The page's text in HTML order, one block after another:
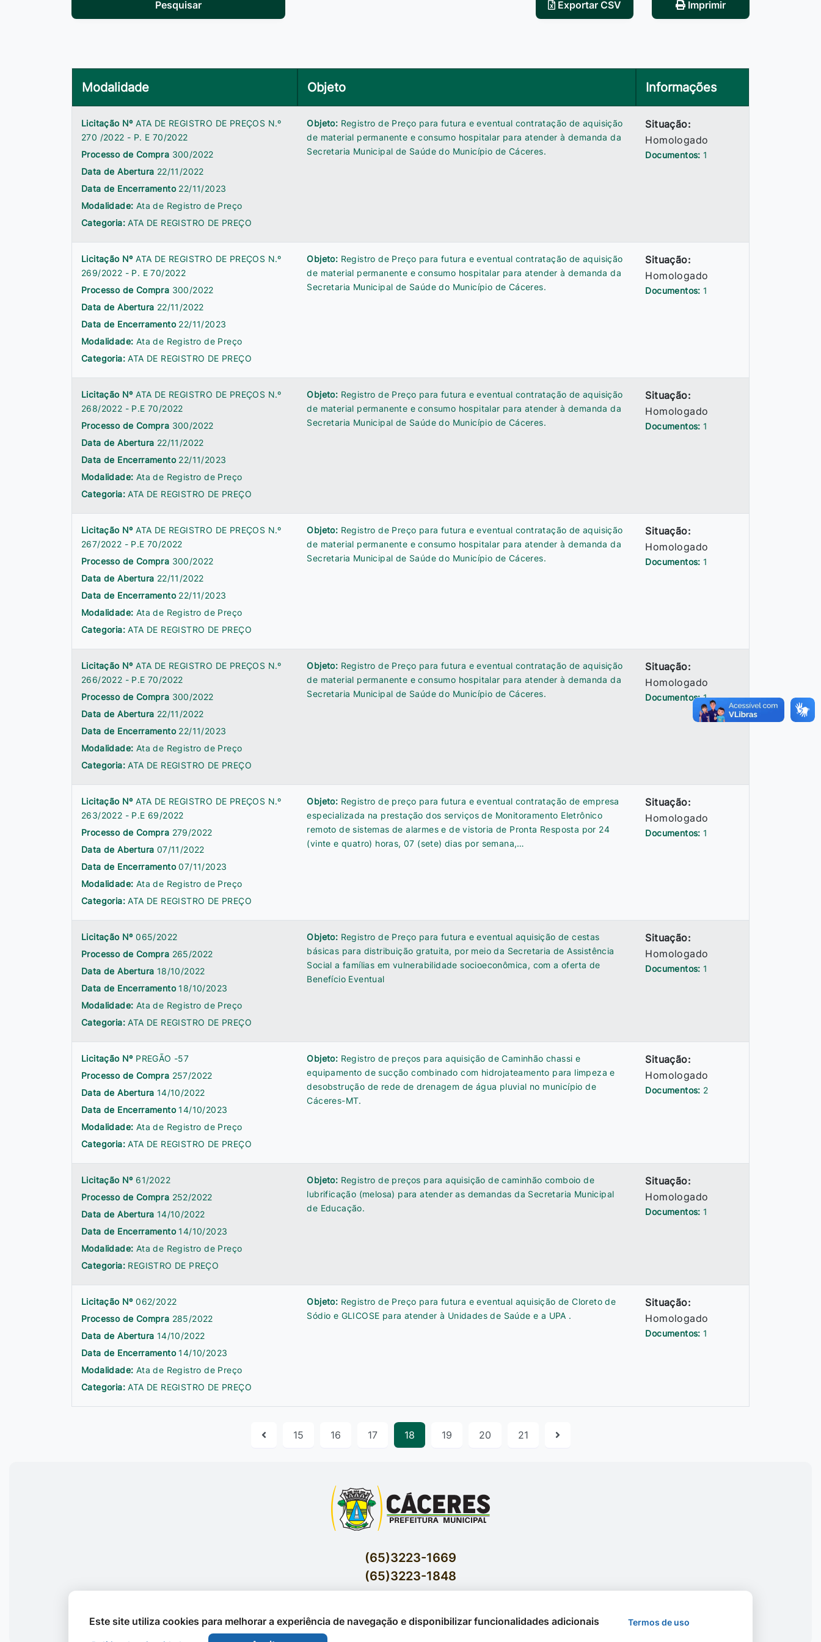
Pesquisar Exportar CSV Imprimir
Modalidade Objeto Informações
Licitação NºATA DE REGISTRO DE PREÇOS N.º
270 /2022 - P. E 70/2022
Processo de Compra 300/2022
Data de Abertura 22/11/2022
Data de Encerramento 22/11/2023
Modalidade: Ata de Registro de Preço
Categoria:ATA DE REGISTRO DE PREÇO
Objeto: Registro de Preço para futura e eventual contratação de aquisição
de material permanente e consumo hospitalar para atender à demanda da
Secretaria Municipal de Saúde do Município de Cáceres.
Situação:
Homologado
Documentos: 1
Licitação NºATA DE REGISTRO DE PREÇOS N.º
269/2022 - P. E 70/2022
Processo de Compra 300/2022
Data de Abertura 22/11/2022
Data de Encerramento 22/11/2023
Modalidade: Ata de Registro de Preço
Categoria:ATA DE REGISTRO DE PREÇO
Objeto: Registro de Preço para futura e eventual contratação de aquisição
de material permanente e consumo hospitalar para atender à demanda da
Secretaria Municipal de Saúde do Município de Cáceres.
Situação:
Homologado
Documentos:1
Licitação NºATA DE REGISTRO DE PREÇOS N.º
268/2022 - P.E 70/2022
Processo de Compra 300/2022
Data de Abertura 22/11/2022
Data de Encerramento 22/11/2023
Modalidade: Ata de Registro de Preço
Categoria:ATA DE REGISTRO DE PREÇO
Objeto: Registro de Preço para futura e eventual contratação de aquisição
de material permanente e consumo hospitalar para atender à demanda da
Secretaria Municipal de Saúde do Município de Cáceres.
Situação:
Homologado
Documentos: 1
Licitação NºATA DE REGISTRO DE PREÇOS N.º
267/2022 - P.E 70/2022
Processo de Compra 300/2022
Data de Abertura 22/11/2022
Data de Encerramento 22/11/2023
Modalidade: Ata de Registro de Preço
Categoria:ATA DE REGISTRO DE PREÇO
Objeto: Registro de Preço para futura e eventual contratação de aquisição
de material permanente e consumo hospitalar para atender à demanda da
Secretaria Municipal de Saúde do Município de Cáceres.
Situação:
Homologado
Documentos:1
Licitação NºATA DE REGISTRO DE PREÇOS N.º
266/2022 - P.E 70/2022
Processo de Compra 300/2022
Data de Abertura 22/11/2022
Data de Encerramento 22/11/2023
Modalidade: Ata de Registro de Preço
Categoria:ATA DE REGISTRO DE PREÇO
Objeto: Registro de Preço para futura e eventual contratação de aquisição
de material permanente e consumo hospitalar para atender à demanda da
Secretaria Municipal de Saúde do Município de Cáceres.
Situação:
Homologado
Documentos:1
Licitação NºATA DE REGISTRO DE PREÇOS N.º
263/2022 - P.E 69/2022
Processo de Compra 279/2022
Data de Abertura 07/11/2022
Data de Encerramento07/11/2023
Modalidade: Ata de Registro de Preço
Categoria:ATA DE REGISTRO DE PREÇO
Objeto: Registro de preço para futura e eventual contratação de empresa
especializada na prestação dos serviços de Monitoramento Eletrônico
remoto de sistemas de alarmes e de vistoria de Pronta Resposta por 24
(vinte e quatro) horas, 07 (sete) dias por semana,…
Situação:
Homologado
Documentos:1
Licitação Nº065/2022
Processo de Compra 265/2022
Data de Abertura 18/10/2022
Data de Encerramento 18/10/2023
Modalidade: Ata de Registro de Preço
Categoria:ATA DE REGISTRO DE PREÇO
Objeto: Registro de Preço para futura e eventual aquisição de cestas
básicas para distribuição gratuita, por meio da Secretaria de Assistência
Social a famílias em vulnerabilidade socioeconômica, com a oferta de
Benefício Eventual
Situação:
Homologado
Documentos: 1
Licitação Nº PREGÃO -57
Processo de Compra 257/2022
Data de Abertura 14/10/2022
Data de Encerramento14/10/2023
Modalidade: Ata de Registro de Preço
Categoria:ATA DE REGISTRO DE PREÇO
Objeto: Registro de preços para aquisição de Caminhão chassi e
equipamento de sucção combinado com hidrojateamento para limpeza e
desobstrução de rede de drenagem de água pluvial no município de
Cáceres-MT.
Situação:
Homologado
Documentos: 2
Licitação Nº 61/2022
Processo de Compra 252/2022
Data de Abertura 14/10/2022
Data de Encerramento 14/10/2023
Modalidade: Ata de Registro de Preço
Categoria: REGISTRO DE PREÇO
Objeto: Registro de preços para aquisição de caminhão comboio de
lubrificação (melosa) para atender as demandas da Secretaria Municipal
de Educação.
Situação:
Homologado
Documentos: 1
Licitação Nº062/2022
Processo de Compra 285/2022
Data de Abertura 14/10/2022
Data de Encerramento14/10/2023
Modalidade: Ata de Registro de Preço
Categoria:ATA DE REGISTRO DE PREÇO
Objeto: Registro de Preço para futura e eventual aquisição de Cloreto de
Sódio e GLICOSE para atender à Unidades de Saúde e a UPA .
Situação:
Homologado
Documentos:1
15 16 17 18 19 20 21
(65)3223-1669
(65)3223-1848
Este site utiliza cookies para melhorar a experiência de navegação e disponibilizar funcionalidades adicionais Termos de uso